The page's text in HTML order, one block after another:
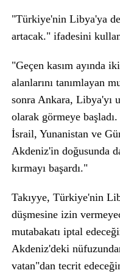
"Türkiye'nin Libya'ya
artacak." ifadesini
"Geçen kasım ayında
alanlarını tanımlayan
sonra Ankara, Libya'yı
olarak görmeye
İsrail, Yunanistan ve
Akdeniz'in doğusunda
kırmayı başardı."
Takıyye, Türkiye'nin
düşmesine izin
mutabakatı iptal
Akdeniz'deki
vatan"dan tecrit